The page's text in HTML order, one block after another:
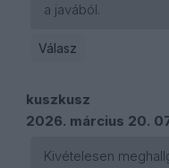
a javából.
Válasz
kuszkusz
2026. március 20.
Kivételesen